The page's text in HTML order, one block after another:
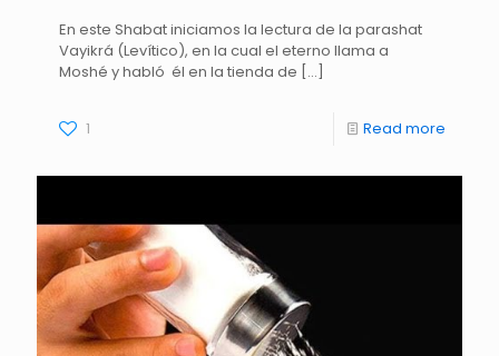
En este Shabat iniciamos la lectura de la parashat
Vayikrá (Levítico), en la cual el eterno llama a
Moshé y habló él en la tienda de […]
1 Read more